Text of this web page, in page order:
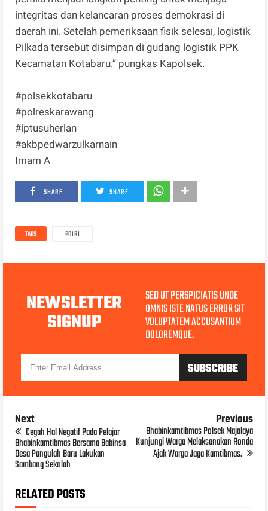
integritas dan kelancaran proses demokrasi di
daerah ini. Setelah pemeriksaan fisik selesai, logistik
Pilkada tersebut disimpan di gudang logistik PPK
Kecamatan Kotabaru.” pungkas Kapolsek.
#polsekkotabaru
#polreskarawang
#iptusuherlan
#akbpedwarzulkarnain
Imam A
SHARE SHARE
TAGS POLRI
NEWSLETTER
SIGNUP
SED UT PERSPICIATIS UNDE
OMNIS ISTE NATUS ERROR SIT
VOLUPTATEM ACCUSANTIUM
DOLOREMQUE.
Next
Cegah Hal Negatif Pada Pelajar
Bhabinkamtibmas Bersama Babinsa
Desa Pangulah Baru Lakukan
Sambang Sekolah
Previous
Bhabinkamtibmas Polsek Majalaya
Kunjungi Warga Melaksanakan Ronda
Ajak Warga Jaga Kamtibmas.
RELATED POSTS